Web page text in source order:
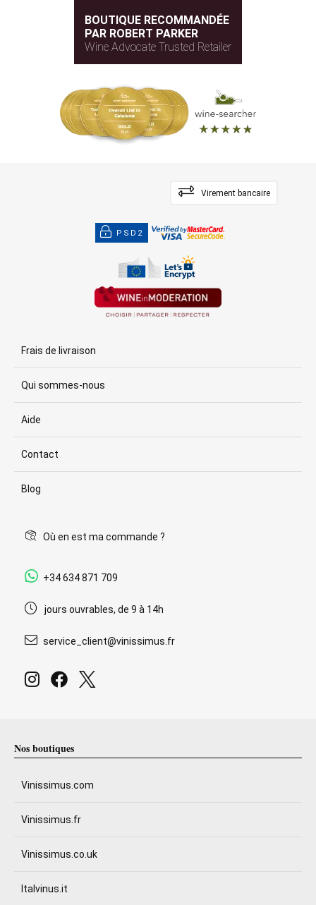
BOUTIQUE RECOMMANDÉE
PAR ROBERT PARKER
Wine Advocate Trusted Retailer
Virement bancaire
PSD2
Frais de livraison
Qui sommes-nous
Aide
Contact
Blog
Où en est ma commande ?
+34 634 871 709
jours ouvrables, de 9 à 14h
service_client@vinissimus.fr
Nos boutiques
Vinissimus.com
Vinissimus.fr
Vinissimus.co.uk
Italvinus.it